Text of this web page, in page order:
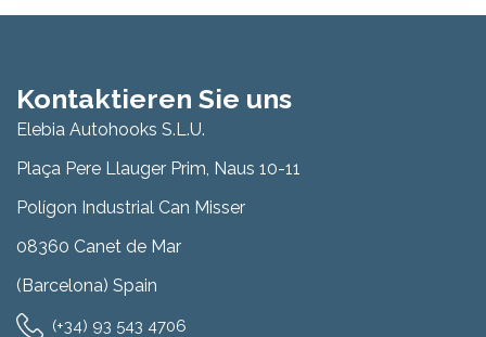
Kontaktieren Sie uns
Elebia Autohooks S.L.U.
Plaça Pere Llauger Prim, Naus 10-11
Polígon Industrial Can Misser
08360 Canet de Mar
(Barcelona) Spain
(+34) 93 543 4706